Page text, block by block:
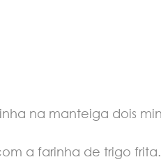
na manteiga dois
a farinha de trigo